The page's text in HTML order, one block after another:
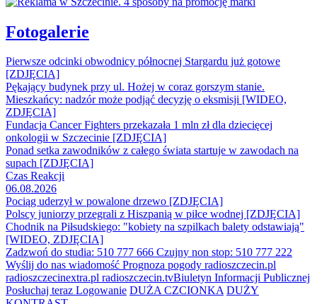
Fotogalerie
Pierwsze odcinki obwodnicy północnej Stargardu już gotowe
[ZDJĘCIA]
Pękający budynek przy ul. Hożej w coraz gorszym stanie.
Mieszkańcy: nadzór może podjąć decyzję o eksmisji [WIDEO,
ZDJĘCIA]
Fundacja Cancer Fighters przekazała 1 mln zł dla dziecięcej
onkologii w Szczecinie [ZDJĘCIA]
Ponad setka zawodników z całego świata startuje w zawodach na
supach [ZDJĘCIA]
Czas Reakcji
06.08.2026
Pociąg uderzył w powalone drzewo [ZDJĘCIA]
Polscy juniorzy przegrali z Hiszpanią w piłce wodnej [ZDJĘCIA]
Chodnik na Piłsudskiego: "kobiety na szpilkach balety odstawiają"
[WIDEO, ZDJĘCIA]
Zadzwoń do studia: 510 777 666 Czujny non stop: 510 777 222
Wyślij do nas wiadomość Prognoza pogody radioszczecin.pl
radioszczecinextra.pl radioszczecin.tvBiuletyn Informacji Publicznej
Posłuchaj teraz Logowanie DUŻA CZCIONKA DUŻY